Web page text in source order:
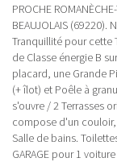
PROCHE
BEAUJOLAIS (69220).
Tranquillité pour cette
de Classe énergie B
placard, une Grande
(+ îlot) et Poêle à
s'ouvre / 2 Terrasses
compose d'un
Salle de bains.
GARAGE pour 1